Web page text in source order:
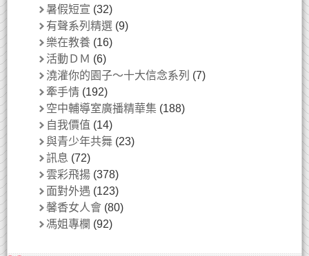
暑假短宣 (32)
有聲系列精選 (9)
樂在教養 (16)
活動ＤＭ (6)
澆灌你的園子～十大信念系列 (7)
牽手情 (192)
空中輔導室廣播精華集 (188)
自我價值 (14)
與青少年共舞 (23)
訊息 (72)
雲彩飛揚 (378)
面對外遇 (123)
馨香女人會 (80)
馮姐專欄 (92)